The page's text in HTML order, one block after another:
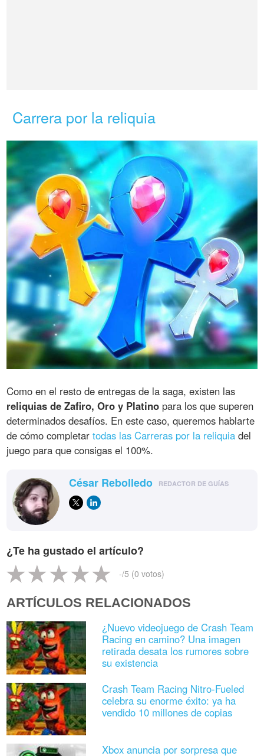
Carrera por la reliquia
Como en el resto de entregas de la saga, existen las
reliquias de Zafiro, Oro y Platino para los que superen
determinados desafíos. En este caso, queremos hablarte
de cómo completartodas las Carreras por la reliquia del
juego para que consigas el 100%.
César Rebolledo REDACTOR DE GUÍAS
¿Te ha gustado el artículo?
-/5 (0 votos)
ARTÍCULOS RELACIONADOS
¿Nuevo videojuego de Crash Team
Racing en camino? Una imagen
retirada desata los rumores sobre
su existencia
Crash Team Racing Nitro-Fueled
celebra su enorme éxito: ya ha
vendido 10 millones de copias
Xbox anuncia por sorpresa que